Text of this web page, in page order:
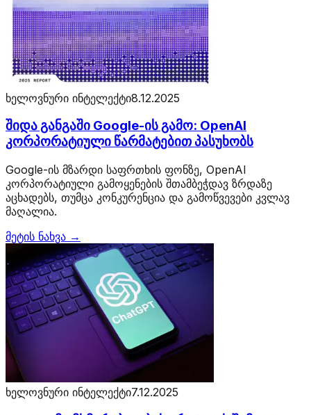
ხელოვნური ინტელექტი8.12.2025
შიდა განგაში Google-ის გამო: OpenAI
კორპორატიული წარმატებით პასუხობს
Google-ის მზარდი საფრთხის ფონზე, OpenAI
კორპორატიული გამოყენების შთამბეჭდავ ზრდაზე
აცხადებს, თუმცა კონკურენცია და გამოწვევები კვლავ
მაღალია.
მეტის ნახვა →
ხელოვნური ინტელექტი7.12.2025